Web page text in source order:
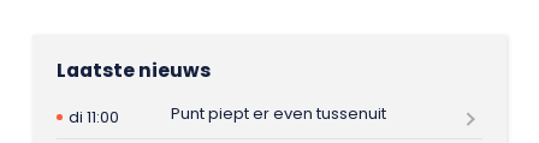
Laatste nieuws
di 11:00
Punt piept er even tussenuit